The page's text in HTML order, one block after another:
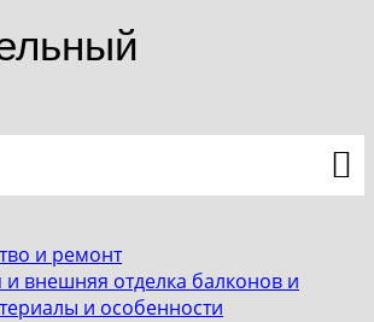
и ремонт
и внешняя отделка балконов и
и особенности